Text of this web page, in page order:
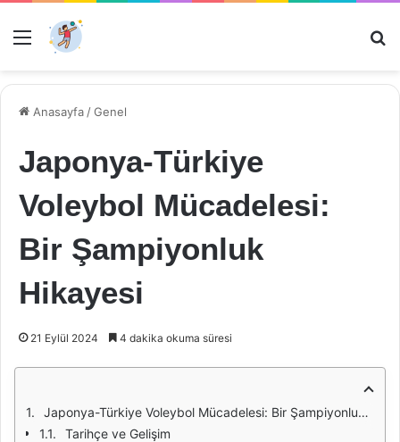
Menü
Anasayfa /Genel
Japonya-Türkiye
Voleybol Mücadelesi:
Bir Şampiyonluk
Hikayesi
21 Eylül 2024 4 dakika okuma süresi
Japonya-Türkiye Voleybol Mücadelesi: Bir Şampiyonluk Hikayesi
Tarihçe ve Gelişim